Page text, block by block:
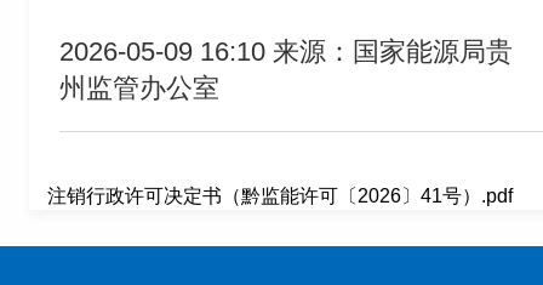
2026-05-09 16:10 来源：国家能源局贵
州监管办公室
注销行政许可决定书（黔监能许可〔2026〕41号）.pdf